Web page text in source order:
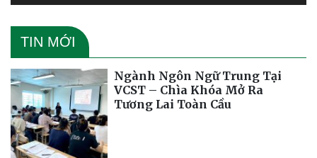
TIN MỚI
Ngành Ngôn Ngữ Trung Tại
VCST – Chìa Khóa Mở Ra
Tương Lai Toàn Cầu